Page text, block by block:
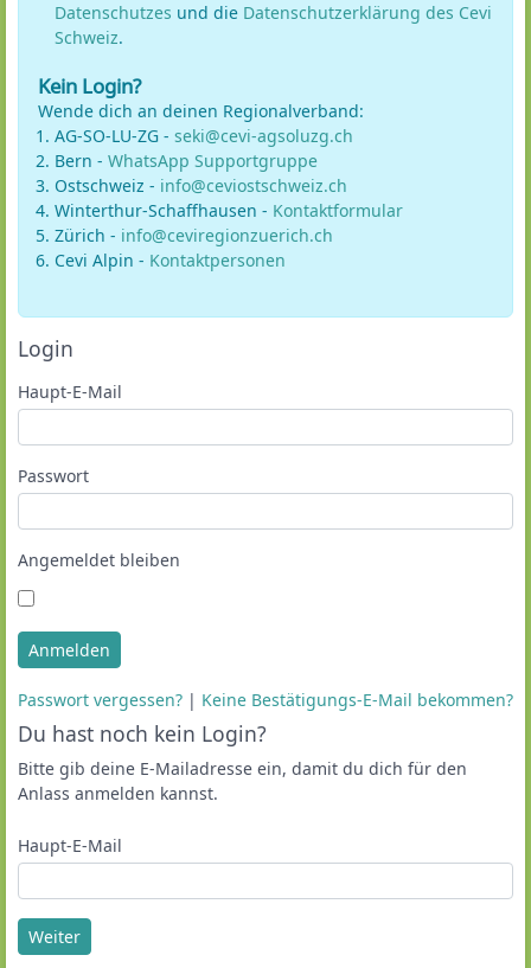
Datenschutzes und die Datenschutzerklärung des Cevi
Schweiz.
Kein Login?
Wende dich an deinen Regionalverband:
AG-SO-LU-ZG - seki@cevi-agsoluzg.ch
Bern - WhatsApp Supportgruppe
Ostschweiz - info@ceviostschweiz.ch
Winterthur-Schaffhausen - Kontaktformular
Zürich - info@ceviregionzuerich.ch
Cevi Alpin - Kontaktpersonen
Login
Haupt-E-Mail
Passwort
Angemeldet bleiben
Anmelden
Passwort vergessen? | Keine Bestätigungs-E-Mail bekommen?
Du hast noch kein Login?
Bitte gib deine E-Mailadresse ein, damit du dich für den
Anlass anmelden kannst.
Haupt-E-Mail
Weiter